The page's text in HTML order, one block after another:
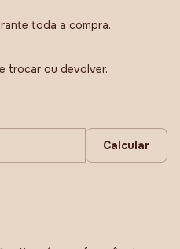
toda a compra.
trocar ou devolver.
Calcular